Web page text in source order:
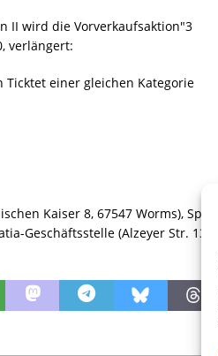
II wird die Vorverkaufsaktion"3
verlängert:
Ticktet einer gleichen Kategorie
Kaiser 8, 67547 Worms), Sport
Geschäftsstelle (Alzeyer Str. 131,